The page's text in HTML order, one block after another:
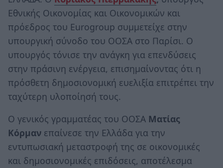
Εθνικής Οικονομίας και Οικονομικών και
πρόεδρος του Eurogroup συμμετείχε στην
υπουργική σύνοδο του ΟΟΣΑ στο Παρίσι. Ο
υπουργός τόνισε την ανάγκη για επενδύσεις
στην πράσινη ενέργεια, επισημαίνοντας ότι η
πρόσθετη δημοσιονομική ευελιξία επιτρέπει την
ταχύτερη υλοποίησή τους.
Ο γενικός γραμματέας του ΟΟΣΑ Ματίας
Κόρμαν επαίνεσε την Ελλάδα για την
εντυπωσιακή μεταστροφή της σε οικονομικές
και δημοσιονομικές επιδόσεις, αποτέλεσμα